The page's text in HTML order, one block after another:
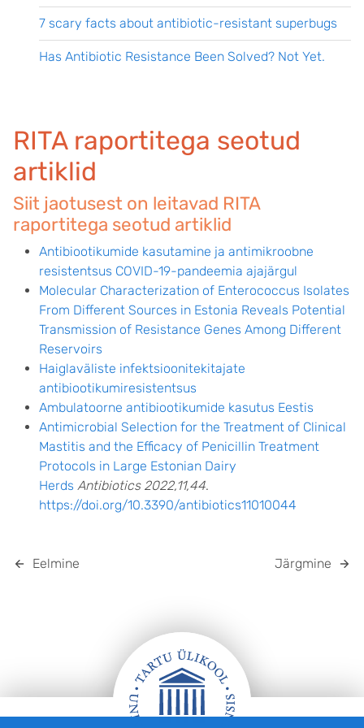
RITA raportitega seotud
artiklid
Siit jaotusest on leitavad RITA
raportitega seotud artiklid
Antibiootikumide kasutamine ja antimikroobne
resistentsus COVID-19-pandeemia ajajärgul
Molecular Characterization of Enterococcus Isolates
From Different Sources in Estonia Reveals Potential
Transmission of Resistance Genes Among Different
Reservoirs
Haiglaväliste infektsioonitekitajate
antibiootikumiresistentsus
Ambulatoorne antibiootikumide kasutus Eestis
Antimicrobial Selection for the Treatment of Clinical
Mastitis and the Efficacy of Penicillin Treatment
Protocols in Large Estonian Dairy
Herds Antibiotics 2022,11,44.
https://doi.org/10.3390/antibiotics11010044
Eelmine Järgmine
7 scary facts about antibiotic-resistant superbugs
Has Antibiotic Resistance Been Solved? Not Yet.